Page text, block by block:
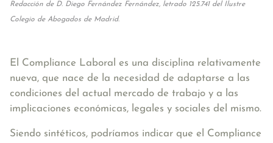
Redacción de D. Diego Fernández Fernández, letrado 125.741 del Ilustre
Colegio de Abogados de Madrid.
El Compliance Laboral es una disciplina relativamente
nueva, que nace de la necesidad de adaptarse a las
condiciones del actual mercado de trabajo y a las
implicaciones económicas, legales y sociales del mismo.
Siendo sintéticos, podríamos indicar que el Compliance